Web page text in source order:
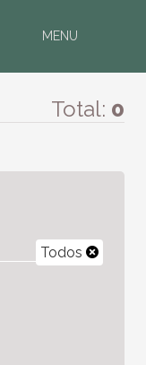
MENU
Total: 0
Todos